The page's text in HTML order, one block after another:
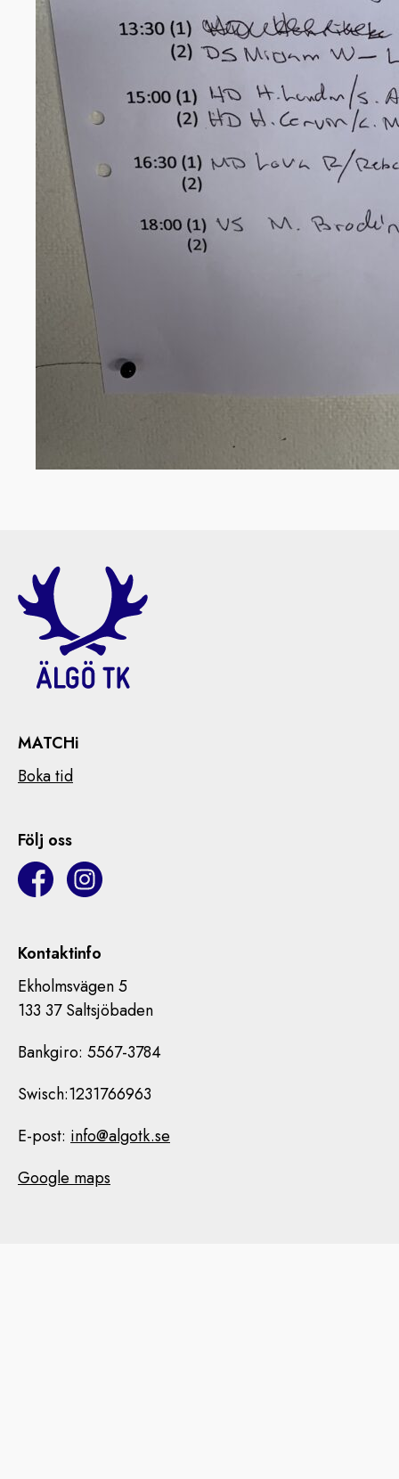
MATCHi
Boka tid
Följ oss
Kontaktinfo
Ekholmsvägen 5
133 37 Saltsjöbaden
Bankgiro: 5567-3784
Swisch:1231766963
E-post: info@algotk.se
Google maps